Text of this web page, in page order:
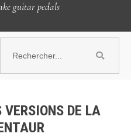
guitar pedals
VERSIONS DE LA